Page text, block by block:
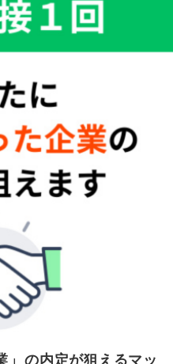
」 の内定が狙えるマッ